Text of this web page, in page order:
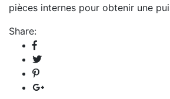
pièces internes pour obtenir une
Share: